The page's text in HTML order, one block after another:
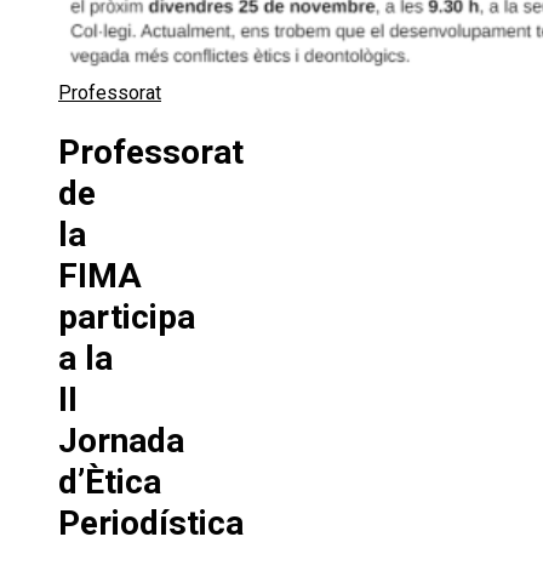
Professorat
Professorat
de
la
FIMA
participa
a la
II
Jornada
d’Ètica
Periodística